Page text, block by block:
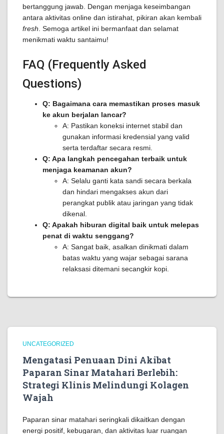
bertanggung jawab. Dengan menjaga keseimbangan
antara aktivitas online dan istirahat, pikiran akan kembali
fresh . Semoga artikel ini bermanfaat dan selamat
menikmati waktu santaimu!
FAQ (Frequently Asked
Questions)
Q: Bagaimana cara memastikan proses masuk
ke akun berjalan lancar?
A: Pastikan koneksi internet stabil dan
gunakan informasi kredensial yang valid
serta terdaftar secara resmi.
Q: Apa langkah pencegahan terbaik untuk
menjaga keamanan akun?
A: Selalu ganti kata sandi secara berkala
dan hindari mengakses akun dari
perangkat publik atau jaringan yang tidak
dikenal.
Q: Apakah hiburan digital baik untuk melepas
penat di waktu senggang?
A: Sangat baik, asalkan dinikmati dalam
batas waktu yang wajar sebagai sarana
relaksasi ditemani secangkir kopi.
UNCATEGORIZED
Mengatasi Penuaan Dini Akibat
Paparan Sinar Matahari Berlebih:
Strategi Klinis Melindungi Kolagen
Wajah
Paparan sinar matahari seringkali dikaitkan dengan
energi positif, kebugaran, dan aktivitas luar ruangan